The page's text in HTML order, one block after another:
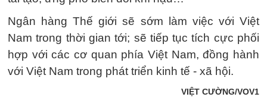
Ngân hàng Thế giới sẽ sớm làm việc với Việt
Nam trong thời gian tới; sẽ tiếp tục tích cực phối
hợp với các cơ quan phía Việt Nam, đồng hành
với Việt Nam trong phát triển kinh tế - xã hội.
VIỆT CƯỜNG/VOV1